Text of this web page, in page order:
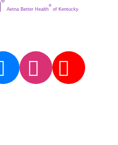
Aetna Better Health
®
of Kentucky